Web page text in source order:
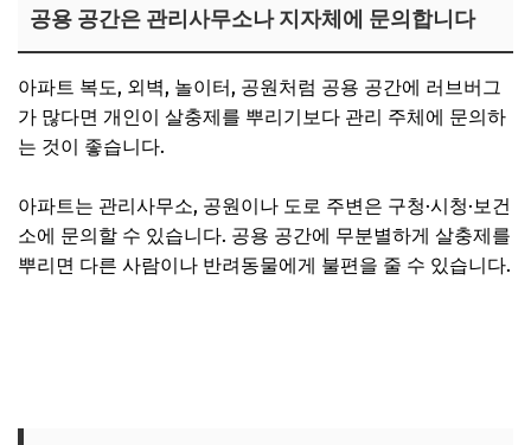
공용 공간은 관리사무소나 지자체에 문의합니다
아파트 복도, 외벽, 놀이터, 공원처럼 공용 공간에 러브버그
가 많다면 개인이 살충제를 뿌리기보다 관리 주체에 문의하
는 것이 좋습니다.
아파트는 관리사무소, 공원이나 도로 주변은 구청·시청·보건
소에 문의할 수 있습니다. 공용 공간에 무분별하게 살충제를
뿌리면 다른 사람이나 반려동물에게 불편을 줄 수 있습니다.